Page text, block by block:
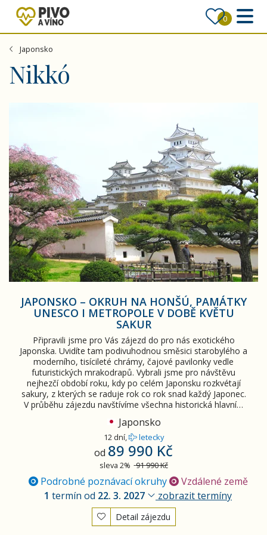
0
Japonsko
Nikkó
JAPONSKO – OKRUH NA HONŠÚ, PAMÁTKY
UNESCO I METROPOLE V DOBĚ KVĚTU
SAKUR
Připravili jsme pro Vás zájezd do pro nás exotického
Japonska. Uvidíte tam podivuhodnou směsici starobylého a
moderního, tisícileté chrámy, čajové pavilonky vedle
futuristických mrakodrapů. Vybrali jsme pro návštěvu
nejhezčí období roku, kdy po celém Japonsku rozkvétají
sakury, z kterých se raduje rok co rok snad každý Japonec.
V průběhu zájezdu navštívíme všechna historická hlavní…
Japonsko
12 dní, letecky
od 89 990 Kč
sleva 2% 91 990 Kč
Podrobné poznávací okruhy
Vzdálené země
1 termín od 22. 3. 2027 zobrazit termíny
Detail zájezdu